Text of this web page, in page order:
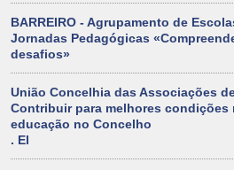
BARREIRO - Agrupamento de
Jornadas Pedagógicas
desafios»
União Concelhia das Associações
Contribuir para melhores condições
educação no Concelho
. El